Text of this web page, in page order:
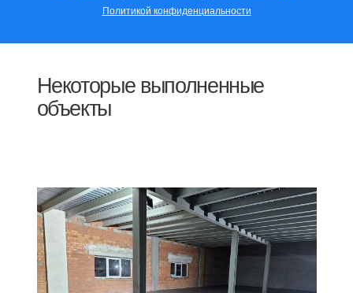
Политикой конфиденциальности
Некоторые выполненные
объекты